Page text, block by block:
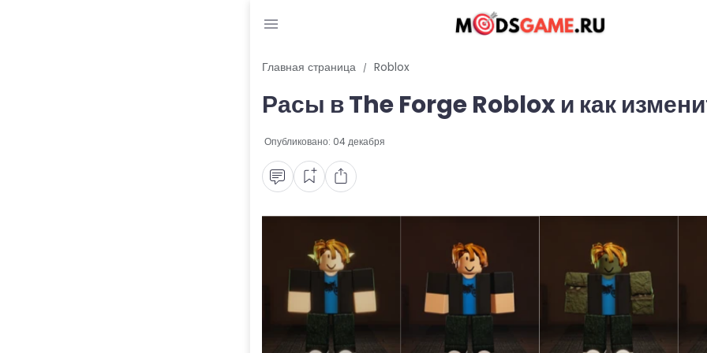
Блог
Читы и коды
Промокоды
Ошибки
Руководства
Главная страница Roblox
Расы в The Forge Roblox и как
Опубликовано: 04 декабря